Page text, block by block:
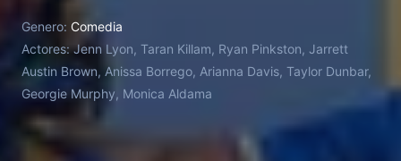
Genero: Comedia
Actores: Jenn Lyon, Taran Killam, Ryan Pinkston, Jarrett
Austin Brown, Anissa Borrego, Arianna Davis, Taylor Dunbar,
Georgie Murphy, Monica Aldama